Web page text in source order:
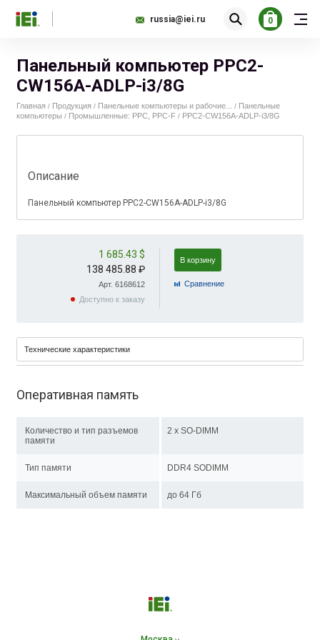
russia@iei.ru 0
Панельный компьютер PPC2-
CW156A-ADLP-i3/8G
Главная / Продукция / Панельные компьютеры и рабочие... / Панельные
компьютеры / Промышленные: PPC, PPC-F / PPC2-CW156A-ADLP-i3/8G
Описание
Панельный компьютер PPC2-CW156A-ADLP-i3/8G
1 685.43 $
138 485.88 ₽
Арт. 6168612
Доступно к заказу
В корзину
Cравнение
Технические характеристики
Оперативная память
Количество и тип разъемов
памяти
2 x SO-DIMM
Тип памяти DDR4 SODIMM
Максимальный объем памяти до 64 Гб